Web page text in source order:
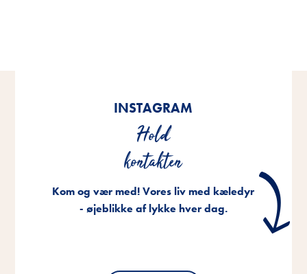
INSTAGRAM
Hold
kontakten
Kom og vær med! Vores liv med kæledyr
- øjeblikke af lykke hver dag.